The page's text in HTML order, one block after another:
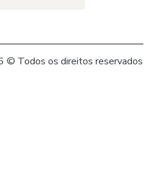
Todos os direitos reservados